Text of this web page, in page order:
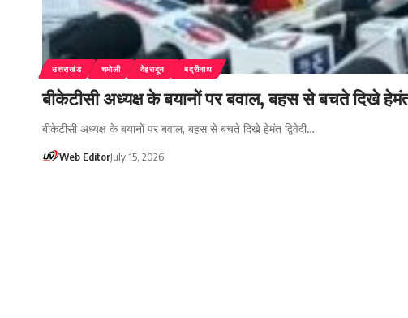
उत्तराखंड चमोली देहरादून बद्रीनाथ
बीकेटीसी अध्यक्ष के बयानों पर बवाल, बहस से बचते दिखे हेमंत
बीकेटीसी अध्यक्ष के बयानों पर बवाल, बहस से बचते दिखे हेमंत द्विवेदी…
Web EditorJuly 15, 2026